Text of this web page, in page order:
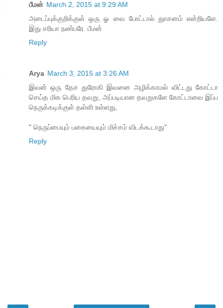
பீமன் March 2, 2015 at 9:29 AM
அடைப்புக்குறிக்குள் ஒரு ஓ வை போட்டால் துாசனம் என்றியளே.
இது சரியா நண்பரே. பீமன்
Reply
Arya March 3, 2015 at 3:26 AM
இவன் ஒரு தேச துரோகி இவனை அழிக்காமல் விட்டது கோட்டா
செய்த மிக பெரிய தவறு, அப்படியான தவறுகளே கோட்டாவை இப்ப
நெருக்கடிக்குள் தள்ளி உள்ளது,
" நெருப்பையும் பகையையும் மிச்சம் விடக்கூடாது"
Reply